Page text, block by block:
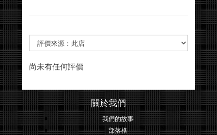
尚未有任何評價
關於我們
我們的故事
部落格